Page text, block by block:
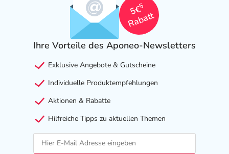
5€
5
Rabatt
Ihre Vorteile des Aponeo-Newsletters
Exklusive Angebote & Gutscheine
Individuelle Produktempfehlungen
Aktionen & Rabatte
Hilfreiche Tipps zu aktuellen Themen